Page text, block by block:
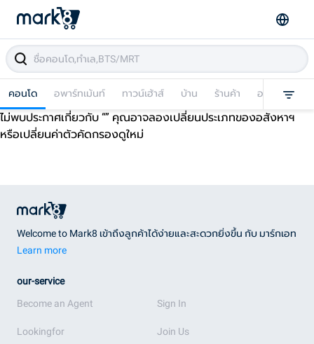
คอนโด อพาร์ทเม้นท์ ทาวน์เฮ้าส์ บ้าน ร้านค้า อาคารพาณิช
ไม่พบประกาศเกี่ยวกับ “” คุณอาจลองเปลี่ยนประเภทของอสังหาฯ
หรือเปลี่ยนค่าตัวคัดกรองดูใหม่
Welcome to Mark8 เข้าถึงลูกค้าได้ง่ายและสะดวกยิ่งขึ้น กับ มาร์กเอท
Learn more
our-service
Become an Agent
Lookingfor
Sign In
Join Us